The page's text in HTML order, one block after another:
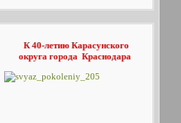
К 40-летию Карасунского
округа города Краснодара